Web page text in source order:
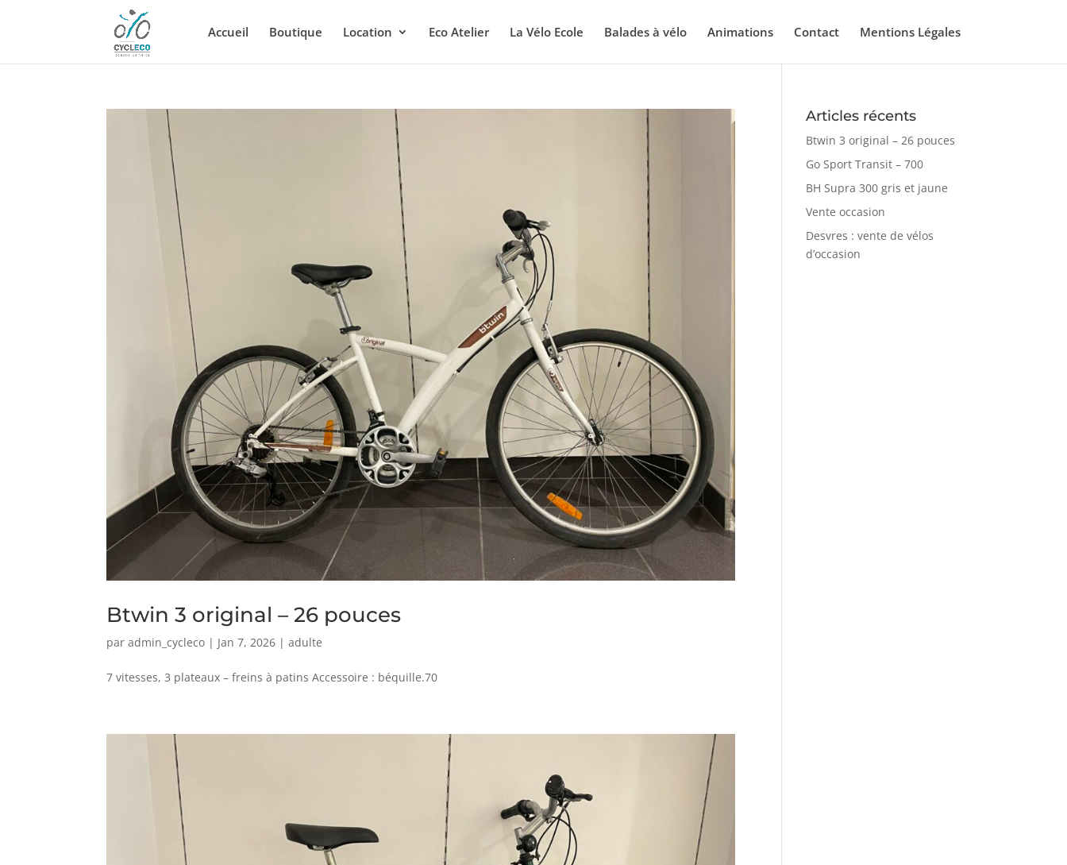
Accueil Boutique Location Eco Atelier La Vélo Ecole Balades à vélo Animations Contact Mentions Légales
Btwin 3 original – 26 pouces
paradmin_cycleco | Jan 7, 2026 |adulte
7 vitesses, 3 plateaux – freins à patins Accessoire : béquille.70
Articles récents
Btwin 3 original – 26 pouces
Go Sport Transit – 700
BH Supra 300 gris et jaune
Vente occasion
Desvres : vente de vélos
d’occasion